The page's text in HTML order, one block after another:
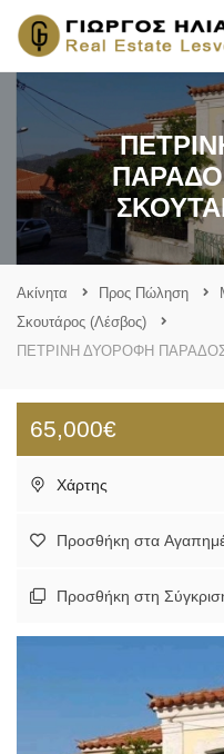
Ακίνητα Προς Πώληση
Σκουτάρος (Λέσβος)
ΠΕΤΡΙΝΗ ΔΥΟΡΟΦΗ
65,000€
Χάρτης
Προσθήκη στα
Προσθήκη στη